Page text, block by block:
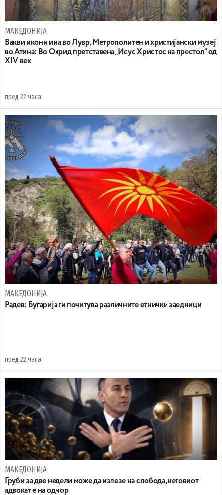
МАКЕДОНИЈА
Вакви икони има во Лувр, Метрополитен и христијански музеј
во Атина: Во Охрид претставена „Исус Христос на престол“ од
XIV век
пред 22 часа
МАКЕДОНИЈА
Радев: Бугарија ги почитува различните етнички заедници
пред 22 часа
МАКЕДОНИЈА
Груби за две недели може да излезе на слобода, неговиот
адвокат е на одмор